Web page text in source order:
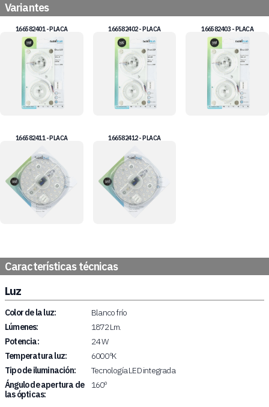
Variantes
166582401 - PLACA 166582402 - PLACA 166582403 - PLACA
166582411 - PLACA 166582412 - PLACA
Características técnicas
Luz
Color de la luz:
Blanco frío
Lúmenes:
1872 Lm.
Potencia:
24 W
Temperatura luz:
6000 ºK
Tipo de iluminación:
Tecnología LED integrada
Ángulo de apertura de
las ópticas:
160º